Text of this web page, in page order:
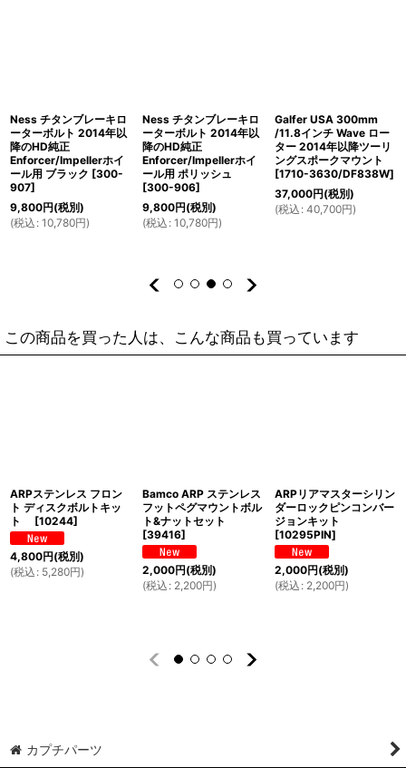
Ness チタンブレーキロ
ーターボルト 2014年以
降のHD純正
Enforcer/Impellerホイ
ール用 ブラック [300-
907]
9,800円(税別)
(税込 : 10,780円)
Ness チタンブレーキロ
ーターボルト 2014年以
降のHD純正
Enforcer/Impellerホイ
ール用 ポリッシュ
[300-906]
9,800円(税別)
(税込 : 10,780円)
Galfer USA 300mm
/11.8インチ Wave ロー
ター 2014年以降ツーリ
ングスポークマウント
[1710-3630/DF838W]
37,000円(税別)
(税込 : 40,700円)
この商品を買った人は、こんな商品も買っています
ARPステンレス フロン
ト ディスクボルトキッ
ト
[10244]
4,800円(税別)
(税込 : 5,280円)
Bamco ARP ステンレス
フットペグマウントボル
ト&ナットセット
[39416]
2,000円(税別)
(税込 : 2,200円)
ARPリアマスターシリン
ダーロックピンコンバー
ジョンキット
[10295PIN]
2,000円(税別)
(税込 : 2,200円)
カプチパーツ